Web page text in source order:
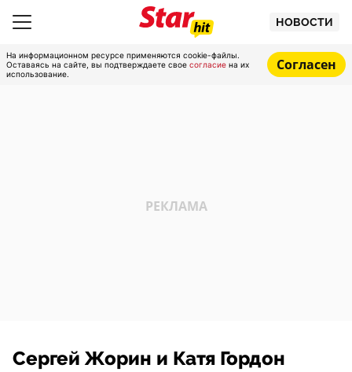
НОВОСТИ
На информационном ресурсе применяются cookie-файлы.
Оставаясь на сайте, вы подтверждаете свое согласие на их
использование.
Согласен
Сергей Жорин и Катя Гордон